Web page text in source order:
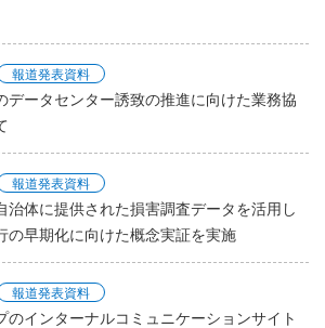
報道発表資料
データセンター誘致の推進に向けた業務協
報道発表資料
治体に提供された損害調査データを活用し
の早期化に向けた概念実証を実施
報道発表資料
のインターナルコミュニケーションサイト